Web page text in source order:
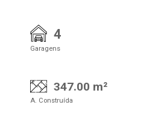
4
Garagens
347.00 m²
A. Construída